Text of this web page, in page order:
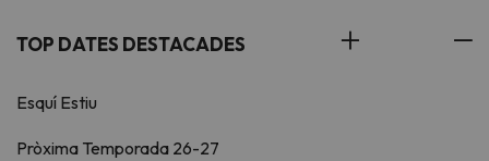
TOP DATES DESTACADES
Esquí Estiu
Pròxima Temporada 26-27